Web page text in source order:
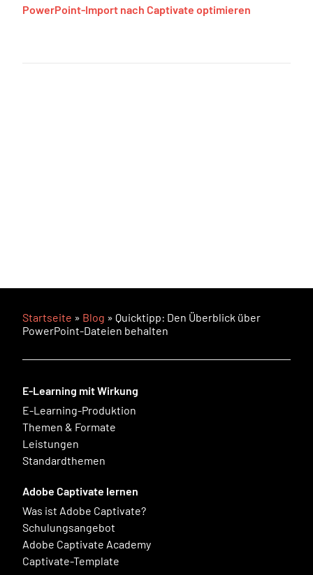
PowerPoint-Import nach Captivate optimieren
Startseite » Blog » Quicktipp: Den Überblick über
PowerPoint-Dateien behalten
E-Learning mit Wirkung
E-Learning-Produktion
Themen & Formate
Leistungen
Standardthemen
Adobe Captivate lernen
Was ist Adobe Captivate?
Schulungsangebot
Adobe Captivate Academy
Captivate-Template